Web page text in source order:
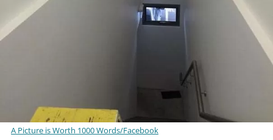
A Picture is Worth 1000 Words/Facebook